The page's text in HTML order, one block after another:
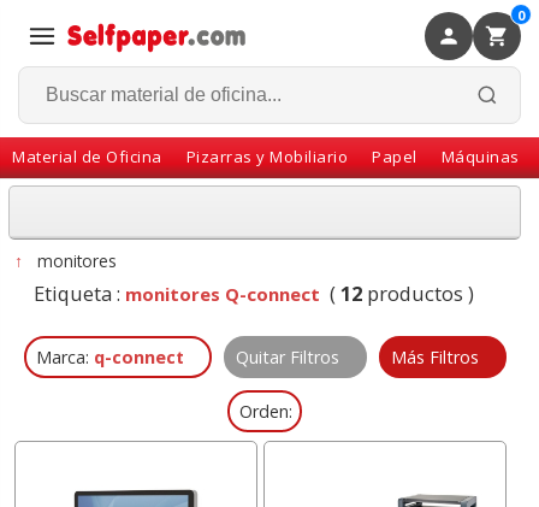
0
Material de Oficina Pizarras y Mobiliario Papel Máquinas
Volver
↑ monitores
Etiqueta : monitores Q-connect (12 productos )
Marca: q-connect Quitar Filtros Más Filtros
Orden: